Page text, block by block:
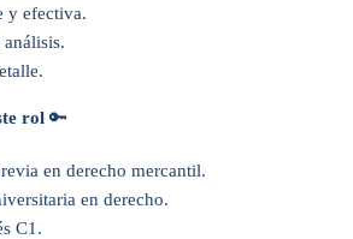
y efectiva.
análisis.
rol 🔑
en derecho mercantil.
en derecho.
C1.